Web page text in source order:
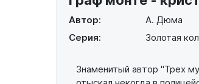
Автор:
А. Дюма
Серия:
Золотая
Знаменитый автор "Трех